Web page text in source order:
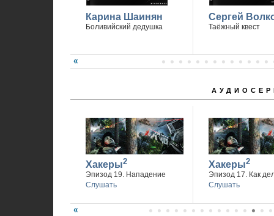
Карина Шаинян
Боливийский дедушка
Сергей
Таёжный квест
Хакеры2
Эпизод 19. Нападение
Слушать
Хакеры2
Эпизод 17. Как
Слушать